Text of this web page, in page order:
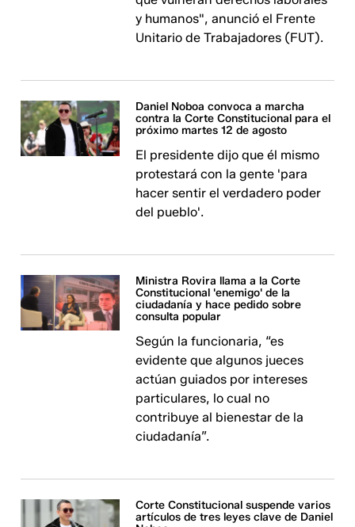
y humanos", anunció el Frente
Unitario de Trabajadores (FUT).
Daniel Noboa convoca a marcha
contra la Corte Constitucional para el
próximo martes 12 de agosto
El presidente dijo que él mismo
protestará con la gente 'para
hacer sentir el verdadero poder
del pueblo'.
Ministra Rovira llama a la Corte
Constitucional 'enemigo' de la
ciudadanía y hace pedido sobre
consulta popular
Según la funcionaria, “es
evidente que algunos jueces
actúan guiados por intereses
particulares, lo cual no
contribuye al bienestar de la
ciudadanía”.
Corte Constitucional suspende varios
artículos de tres leyes clave de Daniel